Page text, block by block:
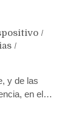
/
/
y de las
en el…